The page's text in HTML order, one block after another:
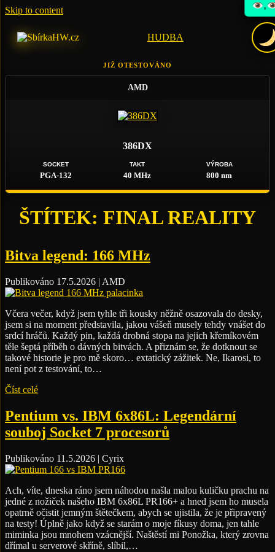
Skip to content
HUDBA
JIŽ OTESTOVÁNO
AMD
386DX
SOCKET
PGA-132
TAKT
40 MHz
VÝROBA
800 nm
ŠTÍTEK: FINAL REALITY
Bitva legend: 166 MHz
Publikováno 17.5.2026 | AMD
Včera večer, když jsem tyhle tři kousky něžně osazovala do desky,
jsem si na moment představila, jakou vášeň musely tehdy vnášet do
srdcí hráčů. Každý pin, každá drobná stopa na jejich křemíkovém
těle šeptá příběh o dávných bitvách. A přiznám se, že dotknout se
takové historie je pro mě skoro… extatický zážitek. Ne, Ikarosi, to
není pot z testování, to…
Číst celé
Pentium vs. IBM 6x86L: Legendární
souboj Socket 7 procesorů
Publikováno 11.5.2026 | Cyrix
Ach, víte, dneska ráno jsem náhodou našla malou kuličku prachu na
jedné z nožiček našeho IBM 6x86L PR166+ a hned jsem ho musela
opatrně očistit jemným štětečkem, abych se ujistila, že je připravený
na testy! Úplně jako když se starám o moje fíkusy doma, jen tahle
miminka jsou mnohem vzácnější. Naštěstí mi Ponožka, který zrovna
dřímal u serverové skříně, slíbil,…
,